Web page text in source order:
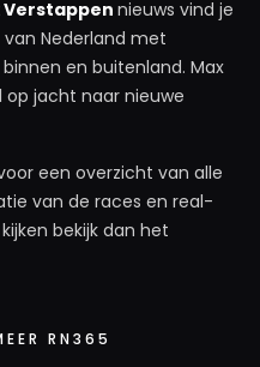
Verstappennieuws vind je
van Nederland met
en buitenland. Max
op jacht naar nieuwe
een overzicht van alle
van de races en real-
bekijk dan het
RN365